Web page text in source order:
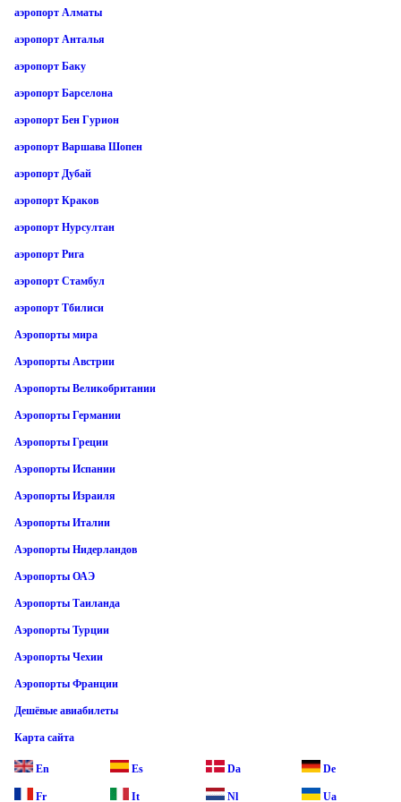
аэропорт Алматы
аэропорт Анталья
аэропорт Баку
аэропорт Барселона
аэропорт Бен Гурион
аэропорт Варшава Шопен
аэропорт Дубай
аэропорт Краков
аэропорт Нурсултан
аэропорт Рига
аэропорт Стамбул
аэропорт Тбилиси
Аэропорты мира
Аэропорты Австрии
Аэропорты Великобритании
Аэропорты Германии
Аэропорты Греции
Аэропорты Испании
Аэропорты Израиля
Аэропорты Италии
Аэропорты Нидерландов
Аэропорты ОАЭ
Аэропорты Таиланда
Аэропорты Турции
Аэропорты Чехии
Аэропорты Франции
Дешёвые авиабилеты
Карта сайта
En Es Da De
Fr It Nl Ua